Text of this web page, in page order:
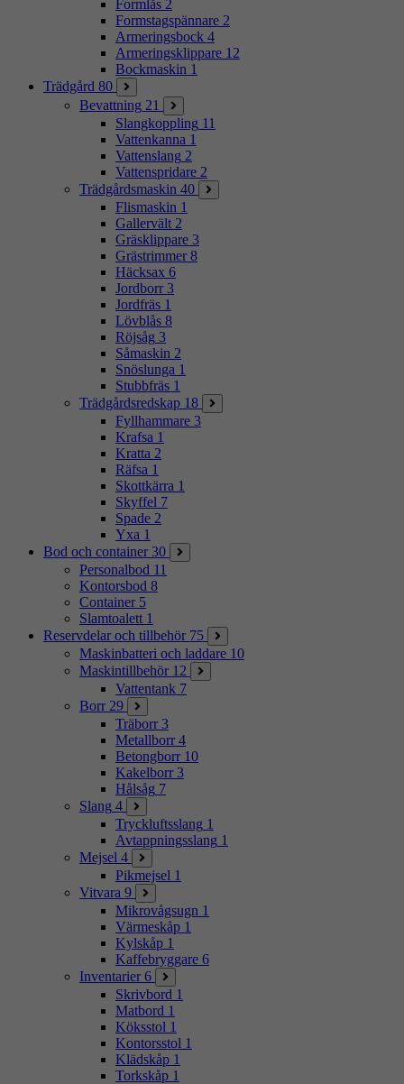
Formlås 2
Formstagspännare 2
Armeringsbock 4
Armeringsklippare 12
Bockmaskin 1
Trädgård 80
Bevattning 21
Slangkoppling 11
Vattenkanna 1
Vattenslang 2
Vattenspridare 2
Trädgårdsmaskin 40
Flismaskin 1
Gallervält 2
Gräsklippare 3
Grästrimmer 8
Häcksax 6
Jordborr 3
Jordfräs 1
Lövblås 8
Röjsåg 3
Såmaskin 2
Snöslunga 1
Stubbfräs 1
Trädgårdsredskap 18
Fyllhammare 3
Krafsa 1
Kratta 2
Räfsa 1
Skottkärra 1
Skyffel 7
Spade 2
Yxa 1
Bod och container 30
Personalbod 11
Kontorsbod 8
Container 5
Slamtoalett 1
Reservdelar och tillbehör 75
Maskinbatteri och laddare 10
Maskintillbehör 12
Vattentank 7
Borr 29
Träborr 3
Metallborr 4
Betongborr 10
Kakelborr 3
Hålsåg 7
Slang 4
Tryckluftsslang 1
Avtappningsslang 1
Mejsel 4
Pikmejsel 1
Vitvara 9
Mikrovågsugn 1
Värmeskåp 1
Kylskåp 1
Kaffebryggare 6
Inventarier 6
Skrivbord 1
Matbord 1
Köksstol 1
Kontorsstol 1
Klädskåp 1
Torkskåp 1